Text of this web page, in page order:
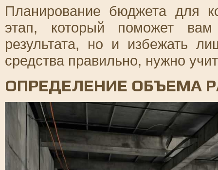
Планирование бюджета для
этап, который поможет
результата, но и избежать
средства правильно, нужно
ОПРЕДЕЛЕНИЕ ОБЪЕМА